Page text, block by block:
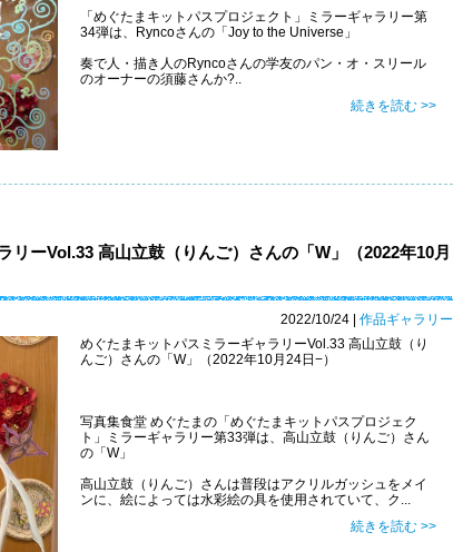
「めぐたまキットパスプロジェクト」ミラーギャラリー第
34弾は、Ryncoさんの「Joy to the Universe」
奏で人・描き人のRyncoさんの学友のパン・オ・スリール
のオーナーの須藤さんか?..
続きを読む >>
リーVol.33 高山立鼓（りんご）さんの「W」（2022年10月
2022/10/24
作品ギャラリー
めぐたまキットパスミラーギャラリーVol.33 高山立鼓（り
んご）さんの「W」（2022年10月24日−）
写真集食堂 めぐたまの「めぐたまキットパスプロジェク
ト」ミラーギャラリー第33弾は、高山立鼓（りんご）さん
の「W」
高山立鼓（りんご）さんは普段はアクリルガッシュをメイ
ンに、絵によっては水彩絵の具を使用されていて、ク...
続きを読む >>